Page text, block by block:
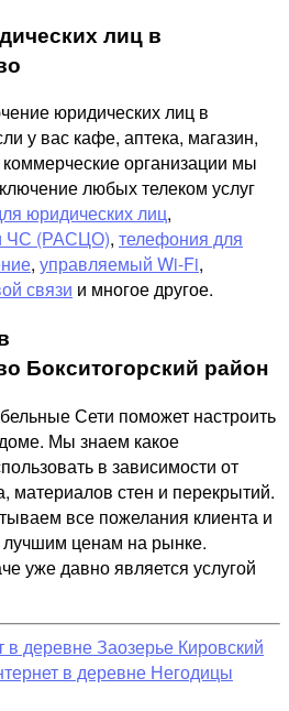
лиц в
юридических лиц в
у вас кафе, аптека, магазин,
организации мы
любых телеком услуг
юридических лиц,
ЧС (РАСЦО), телефония для
, управляемый Wi-Fi,
связи и многое другое.
Бокситогорский район
Сети поможет настроить
Мы знаем какое
в зависимости от
материалов стен и перекрытий.
все пожелания клиента и
ценам на рынке.
уже давно является услугой
в деревне Заозерье Кировский
в деревне Негодицы